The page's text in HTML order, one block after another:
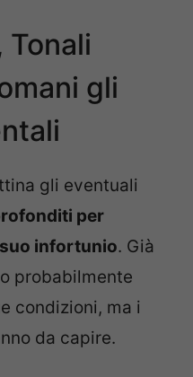
gli
gli eventuali
per
infortunio. Già
probabilmente
condizioni, ma i
da capire.